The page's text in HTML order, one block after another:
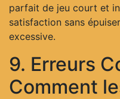
parfait de jeu court et
satisfaction sans
excessive.
9. Erreurs
Comment